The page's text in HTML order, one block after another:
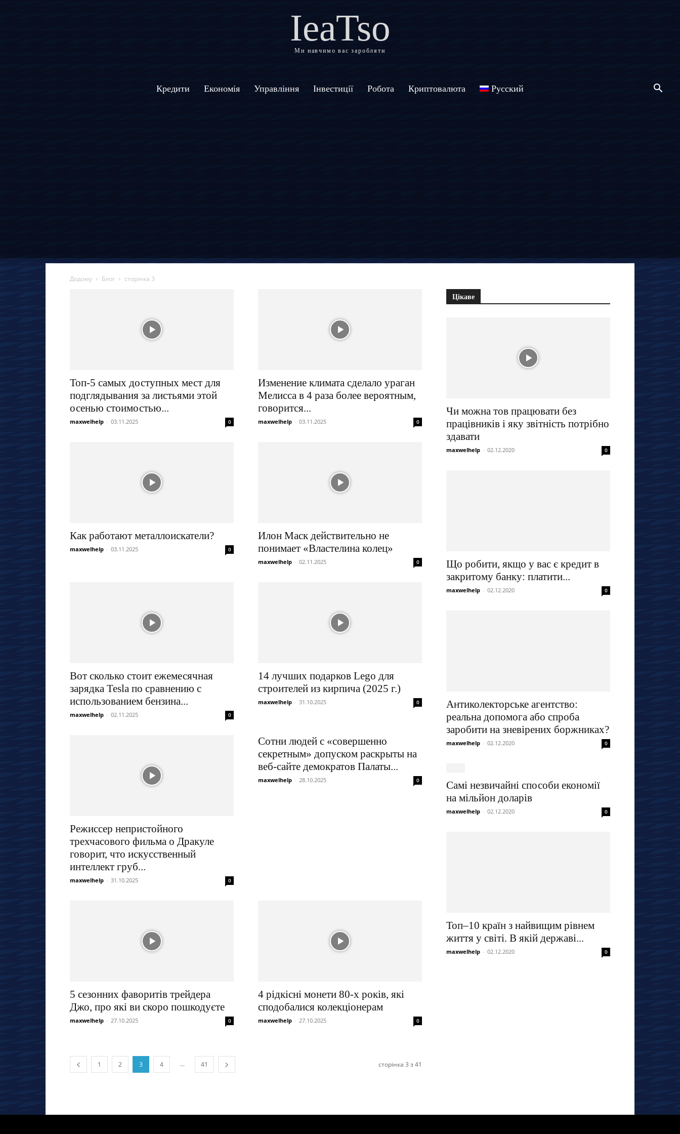
IeaTso
Ми навчимо вас заробляти
Кредити Економія Управління Інвестиції Робота Криптовалюта Русский
Додому Блог сторінка 3
Топ-5 самых доступных мест для
подглядывания за листьями этой
осенью стоимостью...
maxwelhelp - 03.11.2025 0
Изменение климата сделало ураган
Мелисса в 4 раза более вероятным,
говорится...
maxwelhelp - 03.11.2025 0
Как работают металлоискатели?
maxwelhelp - 03.11.2025 0
Илон Маск действительно не
понимает «Властелина колец»
maxwelhelp - 02.11.2025 0
Вот сколько стоит ежемесячная
зарядка Tesla по сравнению с
использованием бензина...
maxwelhelp - 02.11.2025 0
14 лучших подарков Lego для
строителей из кирпича (2025 г.)
maxwelhelp - 31.10.2025 0
Режиссер непристойного
трехчасового фильма о Дракуле
говорит, что искусственный
интеллект груб...
maxwelhelp - 31.10.2025 0
Сотни людей с «совершенно
секретным» допуском раскрыты на
веб-сайте демократов Палаты...
maxwelhelp - 28.10.2025 0
5 сезонних фаворитів трейдера
Джо, про які ви скоро пошкодуєте
maxwelhelp - 27.10.2025 0
4 рідкісні монети 80-х років, які
сподобалися колекціонерам
maxwelhelp - 27.10.2025 0
1 2 3 4 ... 41 сторінка 3 з 41
Цікаве
Чи можна тов працювати без
працівників і яку звітність потрібно
здавати
maxwelhelp - 02.12.2020 0
Що робити, якщо у вас є кредит в
закритому банку: платити...
maxwelhelp - 02.12.2020 0
Антиколекторське агентство:
реальна допомога або спроба
заробити на зневірених боржниках?
maxwelhelp - 02.12.2020 0
Самі незвичайні способи економії
на мільйон доларів
maxwelhelp - 02.12.2020 0
Топ–10 країн з найвищим рівнем
життя у світі. В якій державі...
maxwelhelp - 02.12.2020 0